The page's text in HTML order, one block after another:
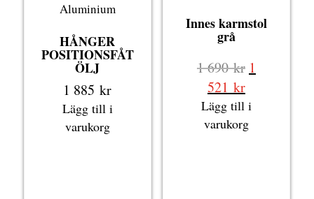
Aluminium
HÅNGER
POSITIONSFÅT
ÖLJ
1 885kr
Lägg till i
varukorg
Innes karmstol
grå
1 690kr Det
priset
var:
1
521 krDet
nuvarande
priset
Lägg till i
varukorg